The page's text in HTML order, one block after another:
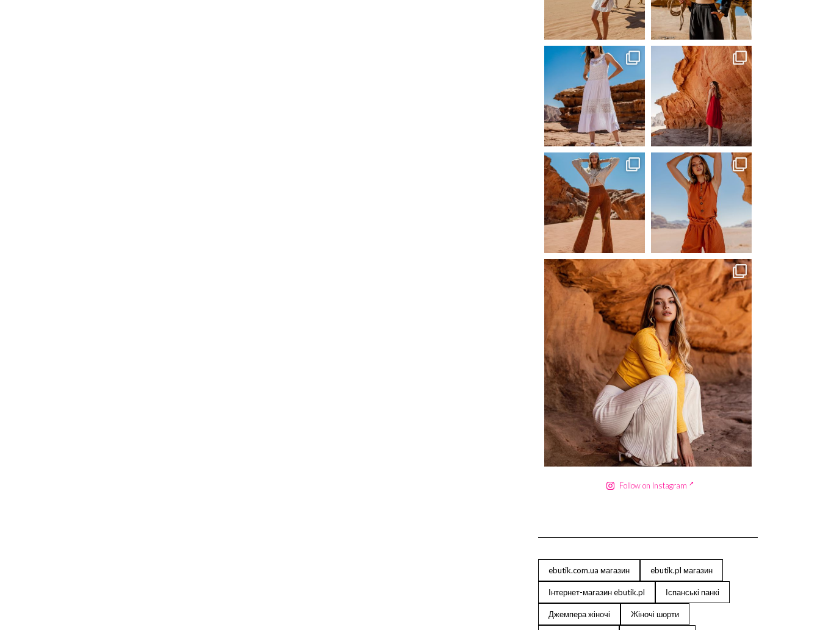
Сер 20 Сер 20
ebutikpl
Сер 19
ebutikpl
Сер 19
ebutikpl
Сер 19
ebutikpl
Сер 18
ebutikpl
Сер 17
Follow on Instagram
ebutik.com.ua магазин ebutik.pl магазин
Інтернет-магазин ebutik.pl Іспанські панкі
Джемпера жіночі Жіночі шорти